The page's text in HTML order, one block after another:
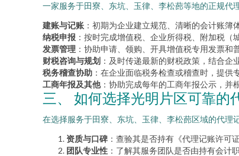
一家服务于田寮、东坑、玉律、李松蓢等地的正规代
建账与记账 ：初期为企业建立规范、清晰的会计账
纳税申报 ：按时完成增值税、企业所得税、附加税
发票管理 ：协助申请、领购、开具增值税专用发票和
财税咨询与规划 ：及时传递最新的财税政策，结合企
税务稽查协助 ：在企业面临税务检查或稽查时，提供
工商年报及其他：协助完成每年的工商年报公示，并
三、 如何选择光明片区可靠的
在选择服务于田寮、东坑、玉律、李松蓢区域的代理
资质与口碑 ：查验其是否持有《代理记账许可
团队专业性 ：了解其服务团队是否由持有会计